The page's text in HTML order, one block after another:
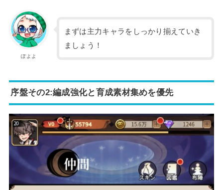
ぽよよ
まずは主力キャラをしっかり揃えていき
ましょう！
序盤その2:編成強化と育成素材集めを優先